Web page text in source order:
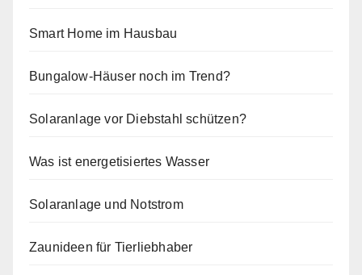
Smart Home im Hausbau
Bungalow-Häuser noch im Trend?
Solaranlage vor Diebstahl schützen?
Was ist energetisiertes Wasser
Solaranlage und Notstrom
Zaunideen für Tierliebhaber